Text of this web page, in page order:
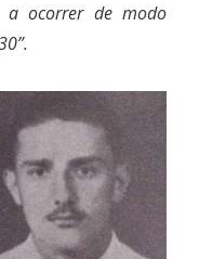
a ocorrer de modo